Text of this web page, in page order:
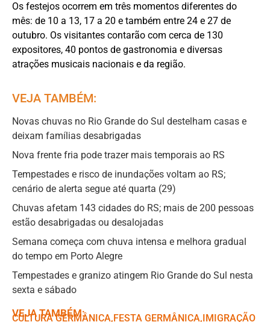
Os festejos ocorrem em três momentos diferentes do
mês: de 10 a 13, 17 a 20 e também entre 24 e 27 de
outubro. Os visitantes contarão com cerca de 130
expositores, 40 pontos de gastronomia e diversas
atrações musicais nacionais e da região.
VEJA TAMBÉM:
Novas chuvas no Rio Grande do Sul destelham casas e
deixam famílias desabrigadas
Nova frente fria pode trazer mais temporais ao RS
Tempestades e risco de inundações voltam ao RS;
cenário de alerta segue até quarta (29)
Chuvas afetam 143 cidades do RS; mais de 200 pessoas
estão desabrigadas ou desalojadas
Semana começa com chuva intensa e melhora gradual
do tempo em Porto Alegre
Tempestades e granizo atingem Rio Grande do Sul nesta
sexta e sábado
VEJA TAMBÉM:
CULTURA GERMÂNICA,ㅤ FESTA GERMÂNICA,ㅤ IMIGRAÇÃO